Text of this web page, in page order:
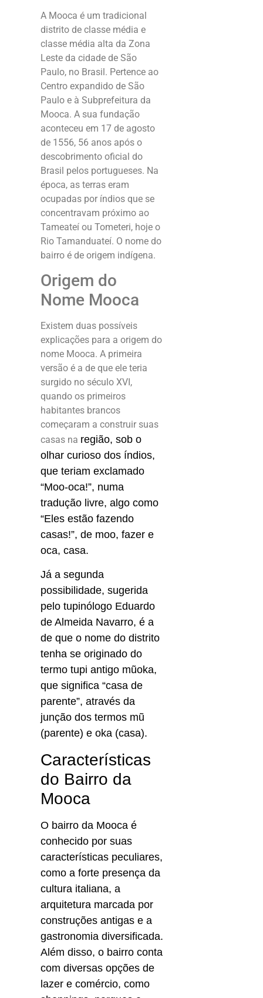
A Mooca é um tradicional
distrito de classe média e
classe média alta da Zona
Leste da cidade de São
Paulo, no Brasil. Pertence ao
Centro expandido de São
Paulo e à Subprefeitura da
Mooca. A sua fundação
aconteceu em 17 de agosto
de 1556, 56 anos após o
descobrimento oficial do
Brasil pelos portugueses. Na
época, as terras eram
ocupadas por índios que se
concentravam próximo ao
Tameateí ou Tometeri, hoje o
Rio Tamanduateí. O nome do
bairro é de origem indígena.
Origem do
Nome Mooca
Existem duas possíveis
explicações para a origem do
nome Mooca. A primeira
versão é a de que ele teria
surgido no século XVI,
quando os primeiros
habitantes brancos
começaram a construir suas
casas na região, sob o
olhar curioso dos índios,
que teriam exclamado
“Moo-oca!”, numa
tradução livre, algo como
“Eles estão fazendo
casas!”, de moo, fazer e
oca, casa.
Já a segunda
possibilidade, sugerida
pelo tupinólogo Eduardo
de Almeida Navarro, é a
de que o nome do distrito
tenha se originado do
termo tupi antigo mũoka,
que significa “casa de
parente”, através da
junção dos termos mũ
(parente) e oka (casa).
Características
do Bairro da
Mooca
O bairro da Mooca é
conhecido por suas
características peculiares,
como a forte presença da
cultura italiana, a
arquitetura marcada por
construções antigas e a
gastronomia diversificada.
Além disso, o bairro conta
com diversas opções de
lazer e comércio, como